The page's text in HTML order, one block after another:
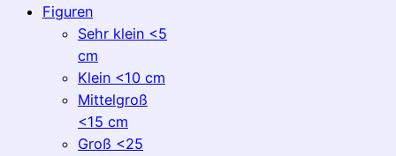
Figuren
Sehr klein <5
cm
Klein <10 cm
Mittelgroß
<15 cm
Groß <25